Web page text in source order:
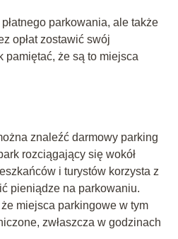
parkowania, ale także
opłat zostawić swój
pamiętać, że są to miejsca
znaleźć darmowy parking
rozciągający się wokół
i turystów korzysta z
pieniądze na parkowaniu.
miejsca parkingowe w tym
zwłaszcza w godzinach